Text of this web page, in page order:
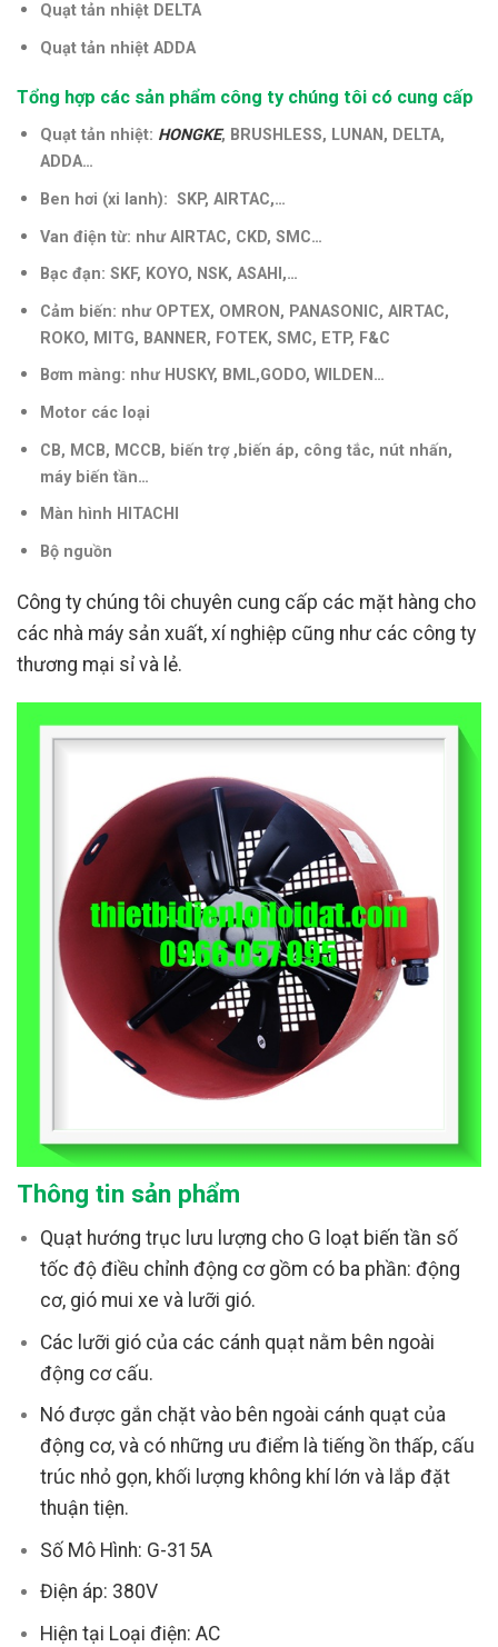
Quạt tản nhiệt DELTA
Quạt tản nhiệt ADDA
Tổng hợp các sản phẩm công ty chúng tôi có cung cấp
Quạt tản nhiệt: HONGKE, BRUSHLESS, LUNAN, DELTA,
ADDA…
Ben hơi (xi lanh): SKP, AIRTAC,…
Van điện từ: như AIRTAC, CKD, SMC…
Bạc đạn: SKF, KOYO, NSK, ASAHI,…
Cảm biến: như OPTEX, OMRON, PANASONIC, AIRTAC,
ROKO, MITG, BANNER, FOTEK, SMC, ETP, F&C
Bơm màng: như HUSKY, BML,GODO, WILDEN…
Motor các loại
CB, MCB, MCCB, biến trợ ,biến áp, công tắc, nút nhấn,
máy biến tần…
Màn hình HITACHI
Bộ nguồn
Công ty chúng tôi chuyên cung cấp các mặt hàng cho
các nhà máy sản xuất, xí nghiệp cũng như các công ty
thương mại sỉ và lẻ.
Thông tin sản phẩm
Quạt hướng trục lưu lượng cho G loạt biến tần số
tốc độ điều chỉnh động cơ gồm có ba phần: động
cơ, gió mui xe và lưỡi gió.
Các lưỡi gió của các cánh quạt nằm bên ngoài
động cơ cấu.
Nó được gắn chặt vào bên ngoài cánh quạt của
động cơ, và có những ưu điểm là tiếng ồn thấp, cấu
trúc nhỏ gọn, khối lượng không khí lớn và l ắp đặt
thuận tiện.
Số Mô Hình: G-315A
Điện áp: 380V
Hiện tại Loại điện: AC